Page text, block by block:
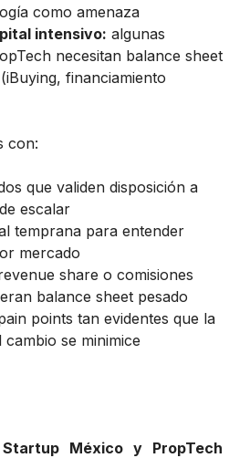
como amenaza
intensivo: algunas
necesitan balance sheet
financiamiento
con:
que validen disposición a
escalar
temprana para entender
mercado
share o comisiones
balance sheet pesado
points tan evidentes que la
cambio se minimice
Startup México y PropTech